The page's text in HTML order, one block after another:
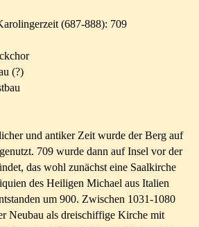
(687-888): 709
(?)
und antiker Zeit wurde der Berg auf
709 wurde dann auf Insel vor der
das wohl zunächst eine Saalkirche
des Heiligen Michael aus Italien
um 900. Zwischen 1031-1080
Neubau als dreischiffige Kirche mit